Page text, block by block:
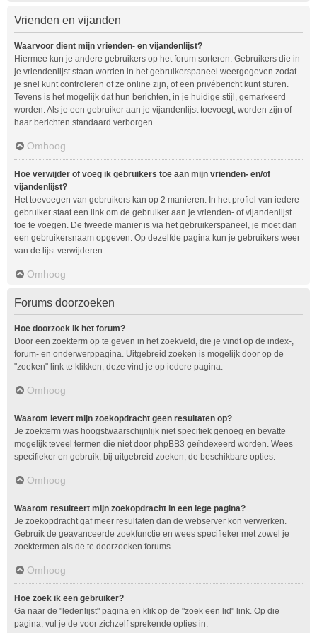
Vrienden en vijanden
Waarvoor dient mijn vrienden- en vijandenlijst?
Hiermee kun je andere gebruikers op het forum sorteren. Gebruikers die in
je vriendenlijst staan worden in het gebruikerspaneel weergegeven zodat
je snel kunt controleren of ze online zijn, of een privébericht kunt sturen.
Tevens is het mogelijk dat hun berichten, in je huidige stijl, gemarkeerd
worden. Als je een gebruiker aan je vijandenlijst toevoegt, worden zijn of
haar berichten standaard verborgen.
Omhoog
Hoe verwijder of voeg ik gebruikers toe aan mijn vrienden- en/of
vijandenlijst?
Het toevoegen van gebruikers kan op 2 manieren. In het profiel van iedere
gebruiker staat een link om de gebruiker aan je vrienden- of vijandenlijst
toe te voegen. De tweede manier is via het gebruikerspaneel, je moet dan
een gebruikersnaam opgeven. Op dezelfde pagina kun je gebruikers weer
van de lijst verwijderen.
Omhoog
Forums doorzoeken
Hoe doorzoek ik het forum?
Door een zoekterm op te geven in het zoekveld, die je vindt op de index-,
forum- en onderwerppagina. Uitgebreid zoeken is mogelijk door op de
"zoeken" link te klikken, deze vind je op iedere pagina.
Omhoog
Waarom levert mijn zoekopdracht geen resultaten op?
Je zoekterm was hoogstwaarschijnlijk niet specifiek genoeg en bevatte
mogelijk teveel termen die niet door phpBB3 geïndexeerd worden. Wees
specifieker en gebruik, bij uitgebreid zoeken, de beschikbare opties.
Omhoog
Waarom resulteert mijn zoekopdracht in een lege pagina?
Je zoekopdracht gaf meer resultaten dan de webserver kon verwerken.
Gebruik de geavanceerde zoekfunctie en wees specifieker met zowel je
zoektermen als de te doorzoeken forums.
Omhoog
Hoe zoek ik een gebruiker?
Ga naar de "ledenlijst" pagina en klik op de "zoek een lid" link. Op die
pagina, vul je de voor zichzelf sprekende opties in.